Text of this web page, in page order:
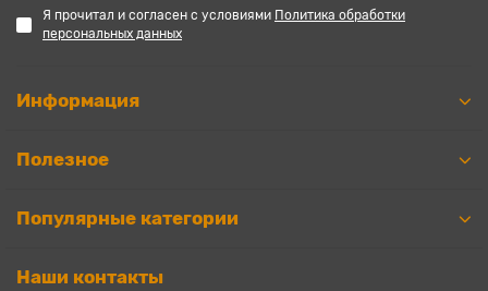
Я прочитал и согласен с условиями Политика обработки
персональных данных
Информация
Полезное
Популярные категории
Наши контакты